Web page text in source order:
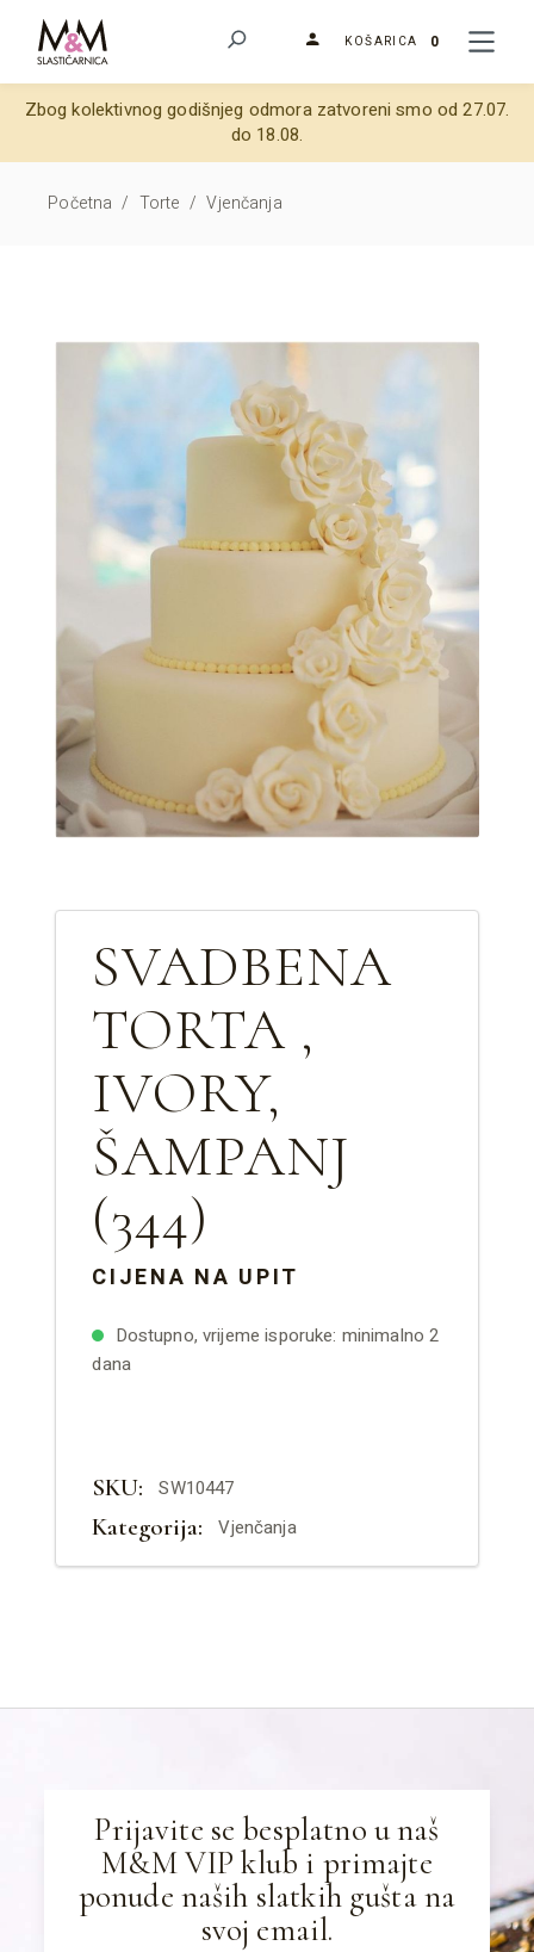
KOŠARICA 0
Zbog kolektivnog godišnjeg odmora zatvoreni smo od 27.07.
do 18.08.
Početna / Torte / Vjenčanja
SVADBENA
TORTA ,
IVORY,
ŠAMPANJ
(344)
CIJENA NA UPIT
Dostupno, vrijeme isporuke: minimalno 2
dana
SKU: SW10447
Kategorija: Vjenčanja
Prijavite se besplatno u naš
M&M VIP klub i primajte
ponude naših slatkih gušta na
svoj email.